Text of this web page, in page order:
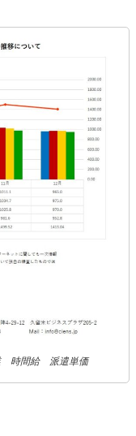
時間給 派遣単価